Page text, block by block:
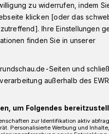
der
jetzt auch ein
haben ein
entwickelt.
zu widerrufen, indem
klicken [oder das
Ihre Einstellungen
finden Sie in unserer
Seiten und
außerhalb des
um Folgendes
zur Identifikation aktiv
Personalisierte Werbung und